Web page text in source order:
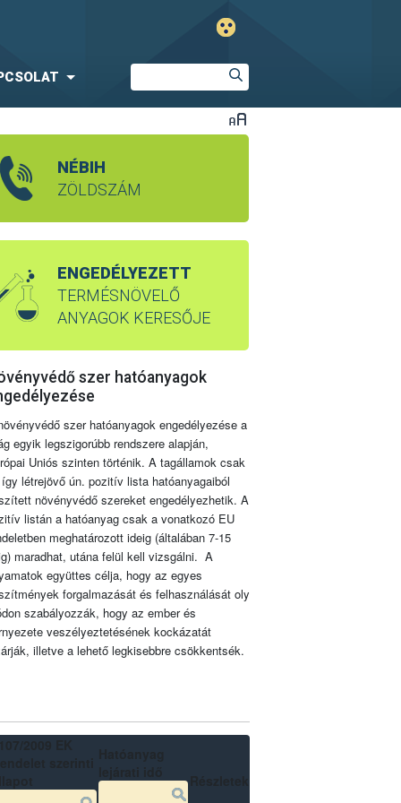
NÉBIH
ZÖLDSZÁM
ENGEDÉLYEZETT
TERMÉSNÖVELŐ
ANYAGOK KERESŐJE
szer hatóanyagok
szer hatóanyagok engedélyezése a
egyik legszigorúbb rendszere alapján,
Uniós szinten történik. A tagállamok csak
létrejövő ún. pozitív lista hatóanyagaiból
növényvédő szereket engedélyezhetik. A
listán a hatóanyag csak a vonatkozó EU
meghatározott ideig (általában 7-15
maradhat, utána felül kell vizsgálni. A
együttes célja, hogy az egyes
forgalmazását és felhasználását oly
szabályozzák, hogy az ember és
veszélyeztetésének kockázatát
illetve a lehető legkisebbre csökkentsék.